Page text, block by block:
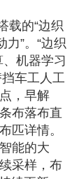
载的“边织
力”。“边织
机器学习
车工人工
，早解
布落布直
匹详情。
能的大
采样，布